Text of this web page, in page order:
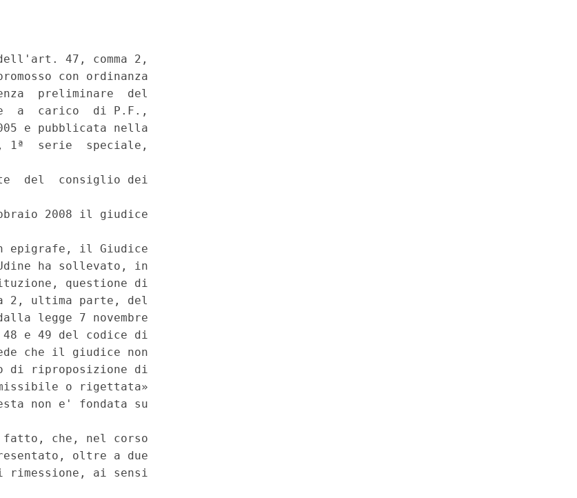
47, comma 2,
con ordinanza
preliminare  del
a  carico  di P.F.,
e pubblicata nella
1ª  serie  speciale,
del  consiglio dei
2008 il giudice
epigrafe, il Giudice
ha sollevato, in
questione di
2, ultima parte, del
legge 7 novembre
e 49 del codice di
che il giudice non
di riproposizione di
o rigettata»
non e' fondata su
che, nel corso
oltre a due
ai sensi